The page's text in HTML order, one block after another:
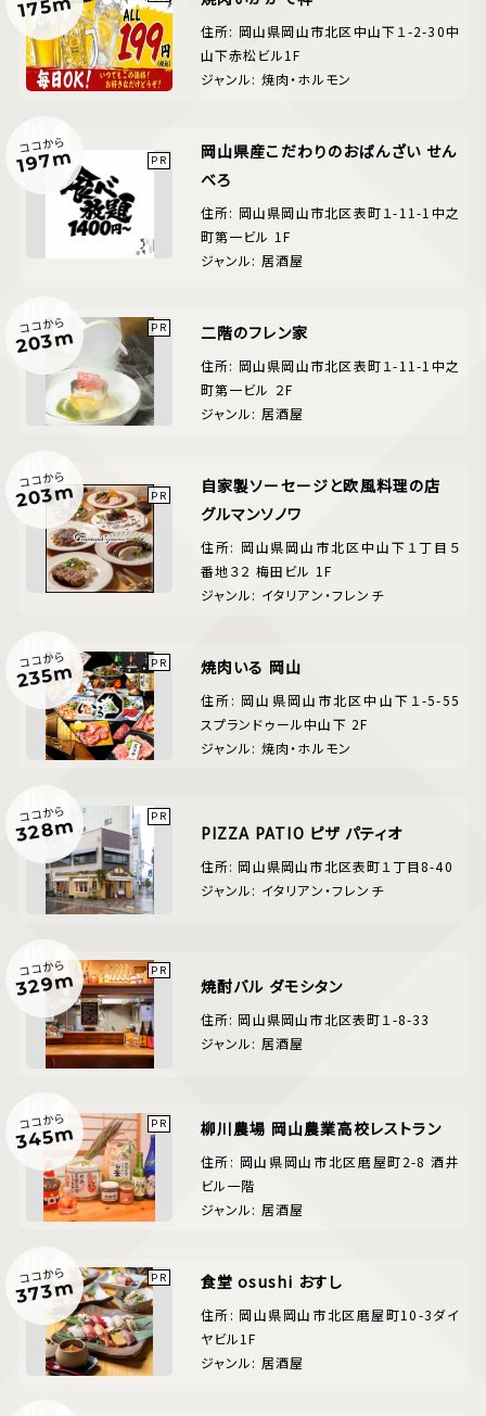
175m
住所: 岡山県岡山市北区中山下１-2-30中
山下赤松ビル1F
ジャンル: 焼肉・ホルモン
ココから
197m
岡山県産こだわりのおばんざい せん
べろ
住所: 岡山県岡山市北区表町１-11-1中之
町第一ビル 1F
ジャンル: 居酒屋
ココから
203m 二階のフレン家
住所: 岡山県岡山市北区表町１-11-1中之
町第一ビル ２F
ジャンル: 居酒屋
ココから
203m
自家製ソーセージと欧風料理の店
グルマンソノワ
住所: 岡山県岡山市北区中山下１丁目５
番地３２ 梅田ビル 1F
ジャンル: イタリアン・フレンチ
ココから
235m 焼肉いる 岡山
住所: 岡山県岡山市北区中山下１-5-55
スプランドゥール中山下 2F
ジャンル: 焼肉・ホルモン
ココから
328m PIZZA PATIO ピザ パティオ
住所: 岡山県岡山市北区表町１丁目8-40
ジャンル: イタリアン・フレンチ
ココから
329m 焼酎バル ダモシタン
住所: 岡山県岡山市北区表町１-8-33
ジャンル: 居酒屋
ココから
345m 柳川農場 岡山農業高校レストラン
住所: 岡山県岡山市北区磨屋町2-8 酒井
ビル一階
ジャンル: 居酒屋
ココから
373m 食堂 osushi おすし
住所: 岡山県岡山市北区磨屋町10-3ダイ
ヤビル1F
ジャンル: 居酒屋